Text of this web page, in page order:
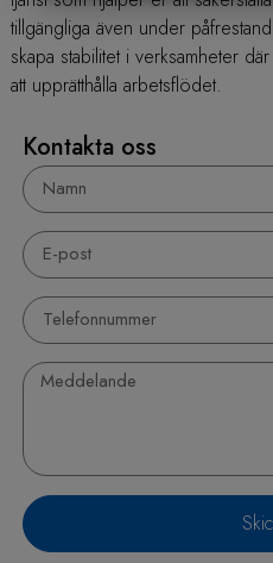
tillgängliga även under
skapa stabilitet i verksamheter
att upprätthålla arbetsflödet.
Kontakta oss